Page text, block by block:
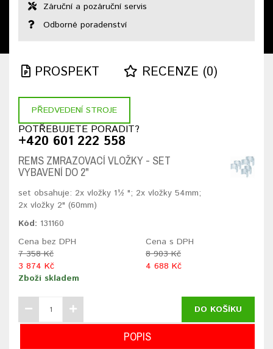
Záruční a pozáruční servis
Odborné poradenství
PROSPEKT RECENZE (0)
PŘEDVEDENÍ STROJE
POTŘEBUJETE PORADIT?
+420 601 222 558
REMS ZMRAZOVACÍ VLOŽKY - SET
VYBAVENÍ DO 2"
set obsahuje: 2x vložky 1½ "; 2x vložky 54mm;
2x vložky 2" (60mm)
Kód: 131160
Cena bez DPH
7 358 Kč
3 874 Kč
Cena s DPH
8 903 Kč
4 688 Kč
Zboží skladem
DO KOŠÍKU
POPIS